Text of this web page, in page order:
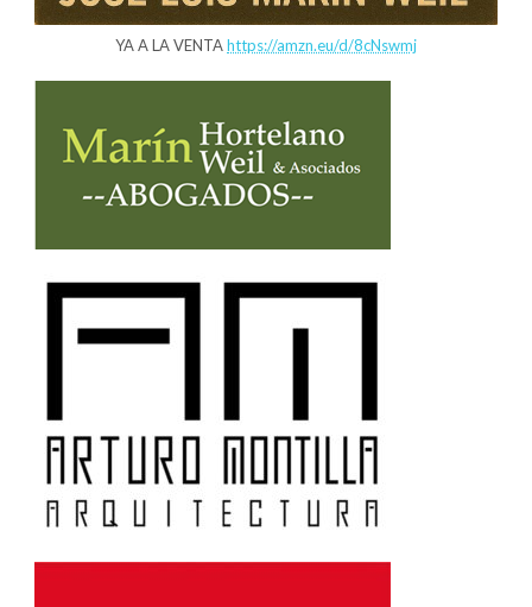
YA A LA VENTAhttps://amzn.eu/d/8cNswmj